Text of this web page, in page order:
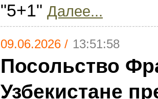
"5+1" Далее...
09.06.2026 / 13:51:58
Посольство
Узбекистане